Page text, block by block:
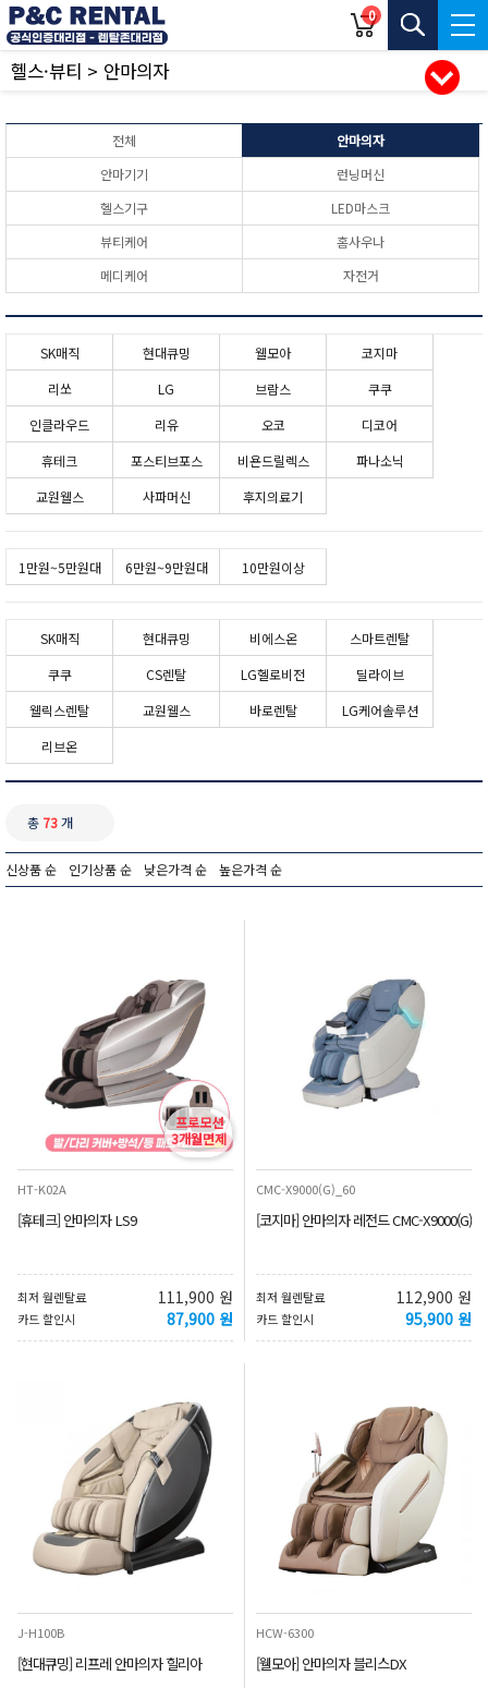
0
헬스·뷰티 > 안마의자
전체
안마의자
안마기기
런닝머신
헬스기구
LED마스크
뷰티케어
홈사우나
메디케어
자전거
SK매직 현대큐밍 웰모아
코지마
리쏘
LG 브람스
쿠쿠
인클라우드
리유 오코
디코어
휴테크
포스티브포스 비욘드릴렉스
파나소닉
교원웰스
사파머신 후지의료기
1만원~5만원대 6만원~9만원대 10만원이상
SK매직 현대큐밍 비에스온
스마트렌탈
쿠쿠
CS렌탈 LG헬로비전
딜라이브
웰릭스렌탈
교원웰스 바로렌탈
LG케어솔루션
리브온
총 73개
신상품 순 인기상품 순 낮은가격 순 높은가격 순
프로모션
3개월면제
HT-K02A
[휴테크] 안마의자 LS9
최저 월렌탈료 111,900 원
카드 할인시 87,900 원
CMC-X9000(G)_60
[코지마] 안마의자 레전드 CMC-X9000(G)
최저 월렌탈료 112,900 원
카드 할인시 95,900 원
J-H100B
[현대큐밍] 리프레 안마의자 힐리아
HCW-6300
[웰모아] 안마의자 블리스DX